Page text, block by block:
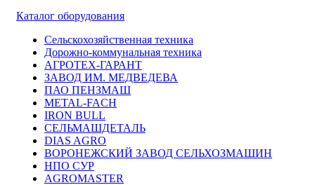
Каталог оборудования
Сельскохозяйственная техника
Дорожно-коммунальная техника
АГРОТЕХ-ГАРАНТ
ЗАВОД ИМ. МЕДВЕДЕВА
ПАО ПЕНЗМАШ
METAL-FACH
IRON BULL
СЕЛЬМАШДЕТАЛЬ
DIAS AGRO
ВОРОНЕЖСКИЙ ЗАВОД СЕЛЬХОЗМАШИН
НПО СУР
AGROMASTER